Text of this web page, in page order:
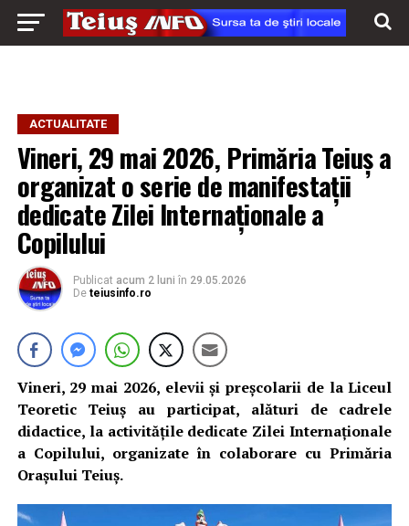
ACTUALITATE
Vineri, 29 mai 2026, Primăria Teiuș a
organizat o serie de manifestații
dedicate Zilei Internaționale a
Copilului
Publicat acum 2 luni în 29.05.2026
De teiusinfo.ro
Vineri, 29 mai 2026, elevii și preșcolarii de la Liceul
Teoretic Teiuș au participat, alături de cadrele
didactice, la activitățile dedicate Zilei Internaționale
a Copilului, organizate în colaborare cu Primăria
Orașului Teiuș.